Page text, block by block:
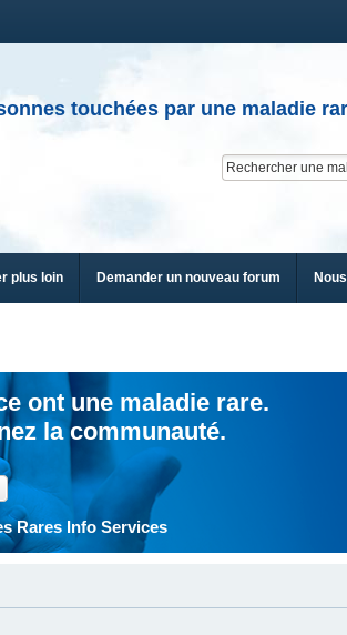
touchées par une maladie
plus loin Demander un nouveau forum
ont une maladie rare.
la communauté.
Rares Info Services